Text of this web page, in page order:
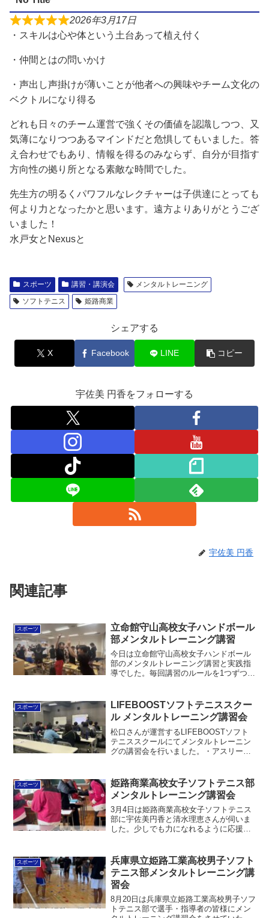
2026年3月17日
・スキルは心や体という土台あって植え付く
・仲間とはの問いかけ
・声出し声掛けが薄いことが他者への興味やチーム文化の
ベクトルになり得る
どれも日々のチーム運営で強くその価値を認識しつつ、又
気薄になりつつあるマインドだと危惧してもいました。答
え合わせでもあり、情報を得るのみならず、自分が目指す
方向性の拠り所となる素敵な時間でした。
先生方の明るくパワフルなレクチャーは子供達にとっても
何より力となったかと思います。遠方よりありがとうござ
いました！
水戸女とNexusと
スポーツ 講習・講演会
メンタルトレーニング
ソフトテニス
姫路商業
シェアする
X Facebook LINE コピー
宇佐美 円香をフォローする
宇佐美 円香
関連記事
スポーツ
立命館守山高校女子ハンドボール
部メンタルトレーニング講習
今日は立命館守山高校女子ハンドボール
部のメンタルトレーニング講習と実践指
導でした。毎回講習のルールを1つずつ追
身体の変化を確認しながら、インハイ予
選までのチームづくりや...
スポーツ
LIFEBOOSTソフトテニススクー
ル メンタルトレーニング講習会
松口さんが運営するLIFEBOOSTソフト
テニススクールにてメンタルトレーニン
グの講習会を行いました。・アスリート
対処→あがりさがりの心からの対処・ソ
フトテニスで気が緩...
スポーツ
姫路商業高校女子ソフトテニス部
メンタルトレーニング講習会
3月4日は姫路商業高校女子ソフトテニス
部に宇佐美円香と清水理恵さんが伺いま
した。少しでも力になれるように応援し
宇佐美円香 | 心理教育×本番力育成の専門
家(...
スポーツ
兵庫県立姫路工業高校男子ソフト
テニス部メンタルトレーニング講
習会
8月20日は兵庫県立姫路工業高校男子ソフ
トテニス部で選手・指導者の皆様にメン